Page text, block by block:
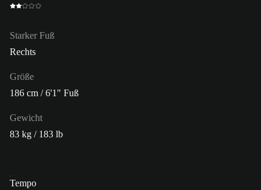
Starker Fuß
Rechts
Größe
186 cm / 6'1" Fuß
Gewicht
83 kg / 183 lb
Tempo